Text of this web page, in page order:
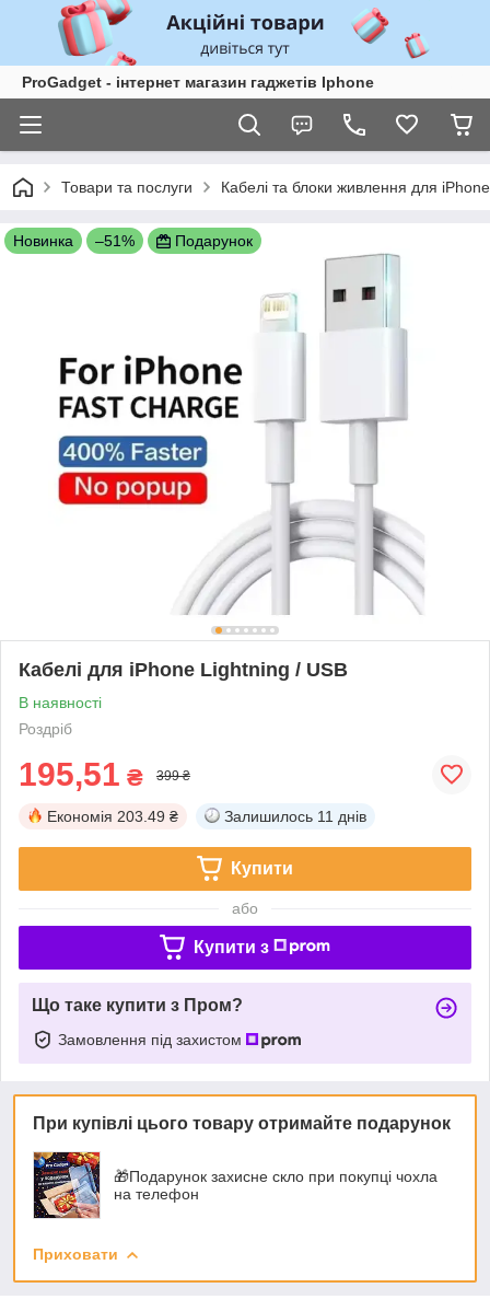
ProGadget - iнтернет магазин гаджетів Iphone
Товари та послуги Кабелі та блоки живлення для iPhone
Новинка –51% Подарунок
Кабелі для iPhone Lightning / USB
В наявності
Роздріб
195,51 ₴ 399 ₴
Економія 203.49 ₴ Залишилось 11 днів
Купити
або
Купити з
Що таке купити з Пром?
Замовлення під захистом
При купівлі цього товару отримайте подарунок
🎁Подарунок захисне скло при покупці чохла
на телефон
Приховати